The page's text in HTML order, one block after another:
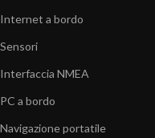
Internet a bordo
Sensori
Interfaccia NMEA
PC a bordo
Navigazione portatile